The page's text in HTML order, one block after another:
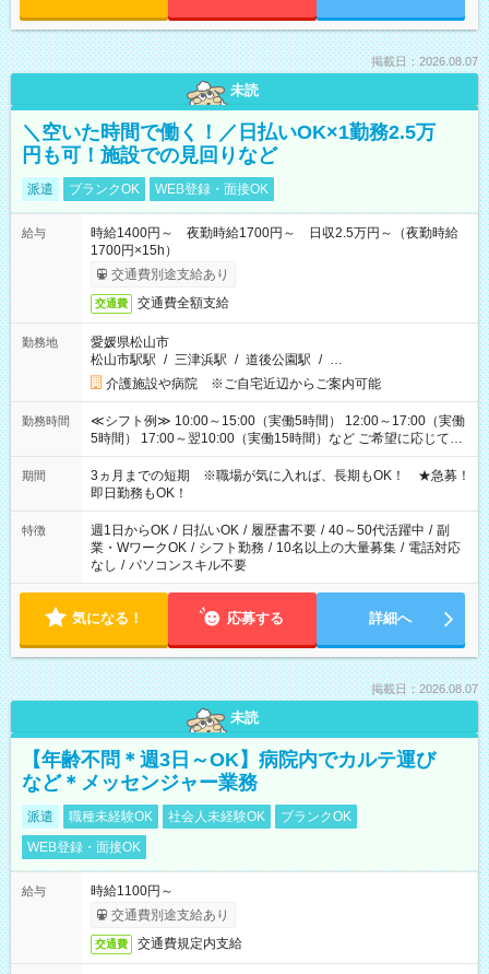
掲載日：2026.08.07
未読
＼空いた時間で働く！／日払いOK×1勤務2.5万
円も可！施設での見回りなど
派遣 ブランクOK WEB登録・面接OK
給与
時給1400円～ 夜勤時給1700円～ 日収2.5万円～（夜勤時給
1700円×15h）
交通費別途支給あり
交通費 交通費全額支給
勤務地
愛媛県松山市
松山市駅駅 / 三津浜駅 / 道後公園駅 / …
介護施設や病院 ※ご自宅近辺からご案内可能
勤務時間
≪シフト例≫ 10:00～15:00（実働5時間） 12:00～17:00（実働
5時間） 17:00～翌10:00（実働15時間）など ご希望に応じて、
働く時間は調整できます！ お気軽に担当へ相談ください！
期間
3ヵ月までの短期 ※職場が気に入れば、長期もOK！ ★急募！
即日勤務もOK！
特徴 週1日からOK / 日払いOK / 履歴書不要 / 40～50代活躍中 / 副
業・WワークOK / シフト勤務 / 10名以上の大量募集 / 電話対応
なし / パソコンスキル不要
気になる！ 応募する 詳細へ
掲載日：2026.08.07
未読
【年齢不問＊週3日～OK】病院内でカルテ運び
など＊メッセンジャー業務
派遣 職種未経験OK 社会人未経験OK
ブランクOK
WEB登録・面接OK
給与
時給1100円～
交通費別途支給あり
交通費 交通費規定内支給